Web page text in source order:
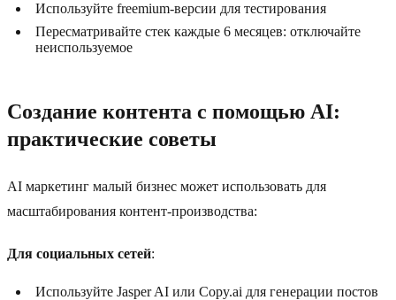
Используйте freemium-версии для тестирования
Пересматривайте стек каждые 6 месяцев: отключайте
неиспользуемое
Создание контента с помощью AI:
практические советы
AI маркетинг малый бизнес может использовать для
масштабирования контент-производства:
Для социальных сетей:
Используйте Jasper AI или Copy.ai для генерации постов